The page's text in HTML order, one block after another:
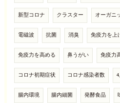
新型コロナ クラスター オーガニ
電磁波 抗菌 消臭 免疫力を上
免疫力を高める 鼻うがい 免疫力
コロナ初期症状 コロナ感染者数
腸内環境 腸内細菌 発酵食品